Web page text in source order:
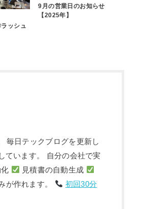
ッシュ
9月の営業日のお知らせ
【2025年】
毎日テックブログを更新し
ています。 自分の会社で実
見積書の自動生成
が作れます。
初回30分